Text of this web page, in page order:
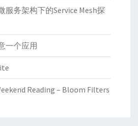
服务架构下的Service Mesh探
一个应用
Reading – Bloom Filters